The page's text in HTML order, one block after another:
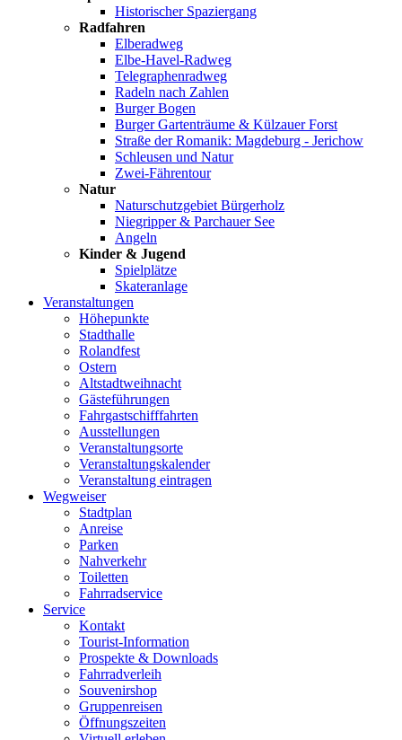
Historischer Spaziergang
Radfahren
Elberadweg
Elbe-Havel-Radweg
Telegraphenradweg
Radeln nach Zahlen
Burger Bogen
Burger Gartenträume & Külzauer Forst
Straße der Romanik: Magdeburg - Jerichow
Schleusen und Natur
Zwei-Fährentour
Natur
Naturschutzgebiet Bürgerholz
Niegripper & Parchauer See
Angeln
Kinder & Jugend
Spielplätze
Skateranlage
Veranstaltungen
Höhepunkte
Stadthalle
Rolandfest
Ostern
Altstadtweihnacht
Gästeführungen
Fahrgastschifffahrten
Ausstellungen
Veranstaltungsorte
Veranstaltungskalender
Veranstaltung eintragen
Wegweiser
Stadtplan
Anreise
Parken
Nahverkehr
Toiletten
Fahrradservice
Service
Kontakt
Tourist-Information
Prospekte & Downloads
Fahrradverleih
Souvenirshop
Gruppenreisen
Öffnungszeiten